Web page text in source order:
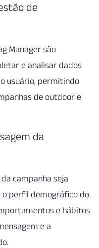
de
Manager são
e analisar dados
usuário, permitindo
de outdoor e
da
campanha seja
perfil demográfico do
e hábitos
e a